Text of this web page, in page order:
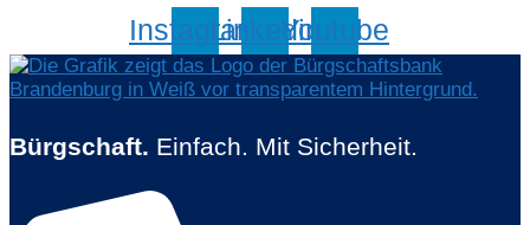
InstagramLinkedinYoutube
Bürgschaft. Einfach. Mit Sicherheit.